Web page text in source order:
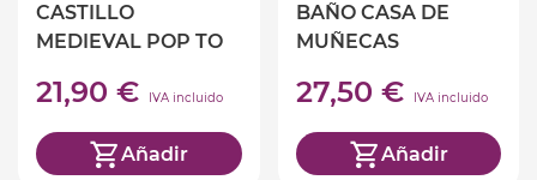
CASTILLO
MEDIEVAL POP TO
21,90 € IVA incluido
Añadir
BAÑO CASA DE
MUÑECAS
27,50 € IVA incluido
Añadir